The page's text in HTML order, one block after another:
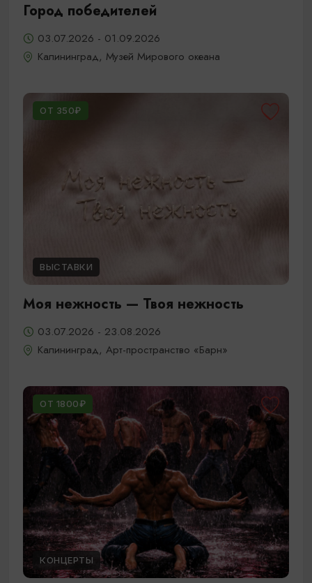
Город победителей
03.07.2026 - 01.09.2026
Калининград, Музей Мирового океана
ОТ 350₽
ВЫСТАВКИ
Моя нежность — Твоя нежность
03.07.2026 - 23.08.2026
Калининград, Арт-пространство «Барн»
ОТ 1800₽
КОНЦЕРТЫ